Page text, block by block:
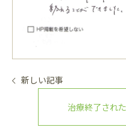
新しい記事
治療終了され